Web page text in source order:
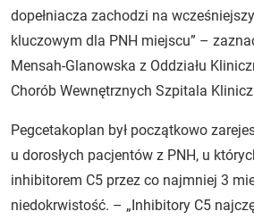
dopełniacza zachodzi na
kluczowym dla PNH miejscu” –
Mensah-Glanowska z Oddziału
Chorób Wewnętrznych Szpitala
Pegcetakoplan był początkowo
u dorosłych pacjentów z PNH, u
inhibitorem C5 przez co najmniej 3
niedokrwistość. – „Inhibitory C5